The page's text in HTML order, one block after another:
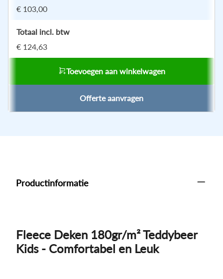
€ 103,00
Totaal incl. btw
€ 124,63
Toevoegen aan winkelwagen
Offerte aanvragen
Productinformatie
Fleece Deken 180gr/m² Teddybeer
Kids - Comfortabel en Leuk